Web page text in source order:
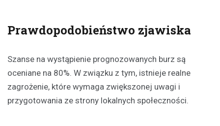
Prawdopodobieństwo zjawiska
Szanse na wystąpienie prognozowanych burz są
oceniane na 80%. W związku z tym, istnieje realne
zagrożenie, które wymaga zwiększonej uwagi i
przygotowania ze strony lokalnych społeczności.